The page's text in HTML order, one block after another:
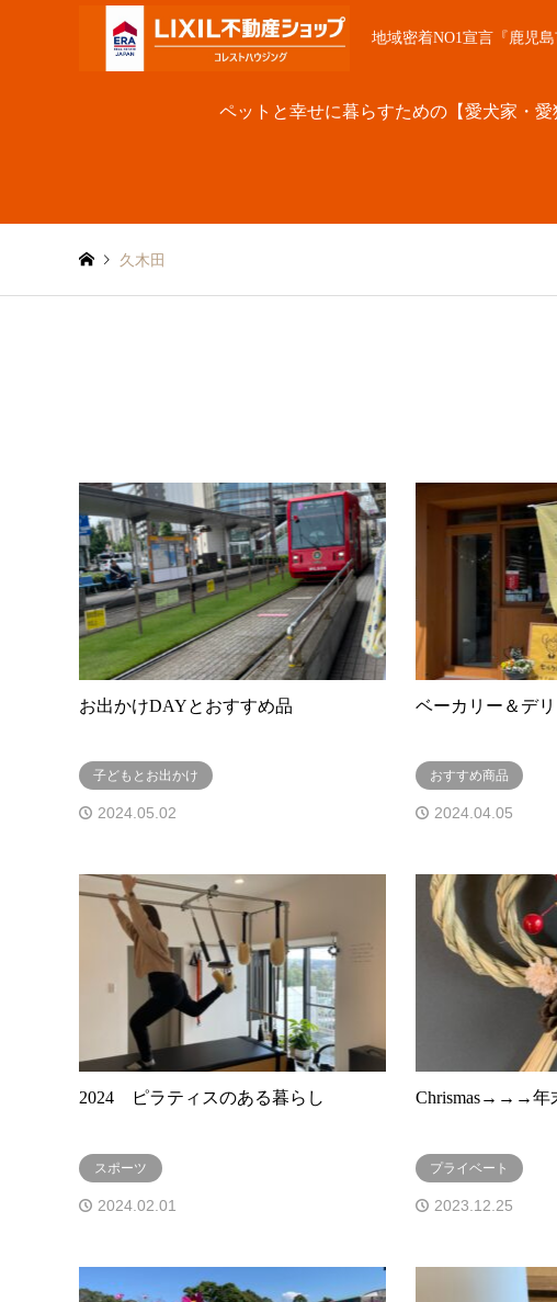
地域密着NO1宣言『鹿児
ペットと幸せに暮らすための【愛犬家・愛
久木田
お出かけDAYとおすすめ品
子どもとお出かけ
2024.05.02
ベーカリー＆デ
おすすめ商品
2024.04.05
2024 ピラティスのある暮らし
スポーツ
2024.02.01
Chrismas→→→年
プライベート
2023.12.25